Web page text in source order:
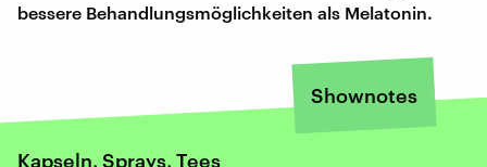
bessere Behandlungsmöglichkeiten als Melatonin.
Shownotes
Kapseln, Sprays, Tees